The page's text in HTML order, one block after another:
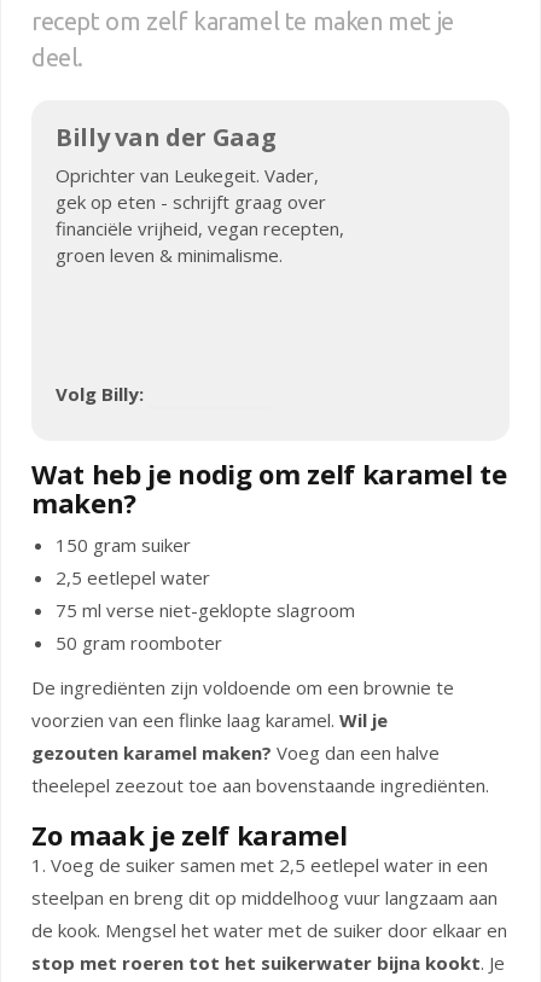
recept om zelf karamel te maken met je
deel.
Billy van der Gaag
Oprichter van Leukegeit. Vader,
gek op eten - schrijft graag over
financiële vrijheid, vegan recepten,
groen leven & minimalisme.
Volg Billy:
Wat heb je nodig om zelf karamel te
maken?
150 gram suiker
2,5 eetlepel water
75 ml verse niet-geklopte slagroom
50 gram roomboter
De ingrediënten zijn voldoende om een brownie te
voorzien van een flinke laag karamel. Wil je
gezouten karamel maken? Voeg dan een halve
theelepel zeezout toe aan bovenstaande ingrediënten.
Zo maak je zelf karamel
1. Voeg de suiker samen met 2,5 eetlepel water in een
steelpan en breng dit op middelhoog vuur langzaam aan
de kook. Mengsel het water met de suiker door elkaar en
stop met roeren tot het suikerwater bijna kookt. Je